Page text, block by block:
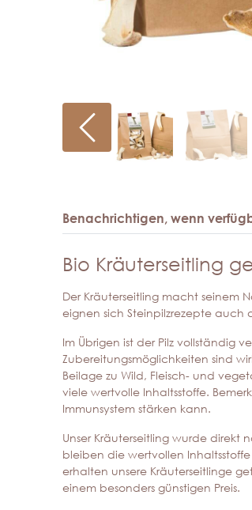
Benachrichtigen, wenn
Bio Kräuterseitling
Der Kräuterseitling macht seinem
eignen sich Steinpilzrezepte auch
Im Übrigen ist der Pilz vollständig
Zubereitungsmöglichkeiten sind
Beilage zu Wild, Fleisch- und
viele wertvolle Inhaltsstoffe.
Immunsystem stärken kann.
Unser Kräuterseitling wurde
bleiben die wertvollen Inhaltsstoffe
erhalten unsere Kräuterseitlinge
einem besonders günstigen Preis.